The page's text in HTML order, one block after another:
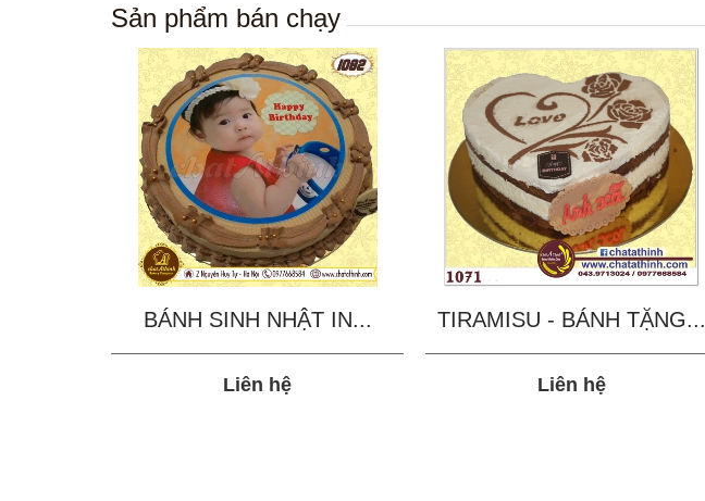
Sản phẩm bán chạy
BÁNH SINH NHẬT IN...
Liên hệ
TIRAMISU - BÁNH TẶNG...
Liên hệ